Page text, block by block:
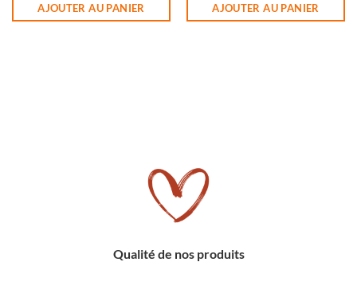
AJOUTER AU PANIER AJOUTER AU PANIER
Qualité de nos produits